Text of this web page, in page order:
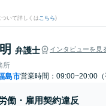
いて詳しくは こちら)
弁護士 インタビューを見
所
島市営業時間：09:00~20:00（
働・雇用契約違反